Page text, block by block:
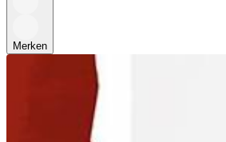
Merken